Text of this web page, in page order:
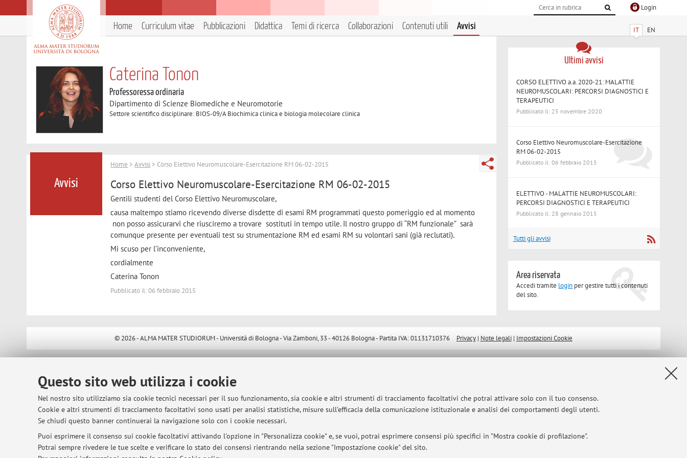
Questo sito web utilizza i cookie
Nel nostro sito utilizziamo sia cookie tecnici necessari per il suo funzionamento, sia cookie e altri strumenti di tracciamento facoltativi che potrai attivare solo con il tuo consenso.
Cookie e altri strumenti di tracciamento facoltativi sono usati per analisi statistiche, misure sull'efficacia della comunicazione istituzionale e analisi dei comportamenti degli utenti.
Se chiudi questo banner continuerai la navigazione solo con i cookie necessari.
Puoi esprimere il consenso sui cookie facoltativi attivando l'opzione in "Personalizza cookie" e, se vuoi, potrai esprimere consensi più specifici in "Mostra cookie di profilazione".
Potrai sempre rivedere le tue scelte e verificare lo stato dei consensi rientrando nella sezione "Impostazione cookie" del sito.
Login
IT EN
Home Curriculum vitae Pubblicazioni Didattica Temi di ricerca Collaborazioni Contenuti utili Avvisi
Caterina Tonon
Professoressa ordinaria
Dipartimento di Scienze Biomediche e Neuromotorie
Settore scientifico disciplinare: BIOS-09/A Biochimica clinica e biologia molecolare clinica
Avvisi
Home >Avvisi > Corso Elettivo Neuromuscolare-Esercitazione RM 06-02-2015
Corso Elettivo Neuromuscolare-Esercitazione RM 06-02-2015
Gentili studenti del Corso Elettivo Neuromuscolare,
causa maltempo stiamo ricevendo diverse disdette di esami RM programmati questo pomeriggio ed al momento
non posso assicurarvi che riusciremo a trovare sostituti in tempo utile. Il nostro gruppo di “RM funzionale” sarà
comunque presente per eventuali test su strumentazione RM ed esami RM su volontari sani (già reclutati).
Mi scuso per l’inconveniente,
cordialmente
Caterina Tonon
Pubblicato il: 06 febbraio 2015
Ultimi avvisi
CORSO ELETTIVO a.a. 2020-21: MALATTIE
NEUROMUSCOLARI: PERCORSI DIAGNOSTICI E
TERAPEUTICI
Pubblicato il: 25 novembre 2020
Corso Elettivo Neuromuscolare-Esercitazione
RM 06-02-2015
Pubblicato il: 06 febbraio 2015
ELETTIVO - MALATTIE NEUROMUSCOLARI:
PERCORSI DIAGNOSTICI E TERAPEUTICI
Pubblicato il: 28 gennaio 2015
Tutti gli avvisi
Area riservata
Accedi tramite login per gestire tutti i contenuti
del sito.
© 2026 - ALMA MATER STUDIORUM - Università di Bologna - Via Zamboni, 33 - 40126 Bologna - Partita IVA: 01131710376 Privacy| Note legali| Impostazioni Cookie